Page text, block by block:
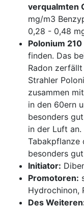
verqualmten
mg/m3
0,28 - 0,48
Polonium 210
finden. Das
Radon
Strahler
zusammen
in den 60ern
besonders
in der Luft
Tabakpflanze
besonders
Initiator:
Promotoren:
Hydrochinon,
Des